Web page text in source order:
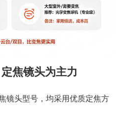
焦镜头为主力
镜头型号，均采用优质定焦方